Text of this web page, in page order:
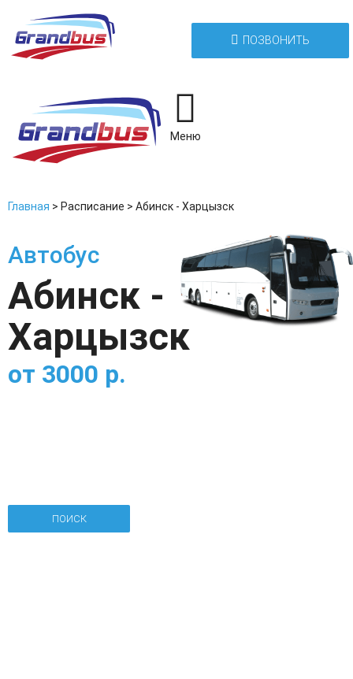
ПОЗВОНИТЬ
Меню
Главная > Расписание > Абинск - Харцызск
Автобус
Абинск -
Харцызск
от 3000 р.
ПОИСК